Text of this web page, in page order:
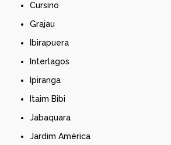
Cursino
Grajau
Ibirapuera
Interlagos
Ipiranga
Itaim Bibi
Jabaquara
Jardim América